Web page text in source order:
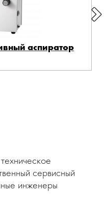
аспиратор
сервисный
инженеры